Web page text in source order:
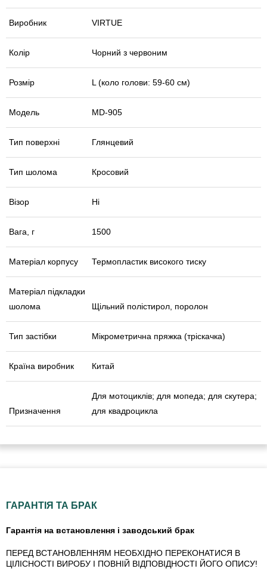
Виробник VIRTUE
Колір Чорний з червоним
Розмір L (коло голови: 59-60 см)
Модель MD-905
Тип поверхні Глянцевий
Тип шолома Кросовий
Візор Ні
Вага, г 1500
Матеріал корпусу Термопластик високого тиску
Матеріал підкладки
шолома
Щільний полістирол, поролон
Тип застібки Мікрометрична пряжка (тріскачка)
Країна виробник Китай
Призначення
Для мотоциклів; для мопеда; для скутера;
для квадроцикла
ГАРАНТІЯ ТА БРАК
Гарантія на встановлення і заводський брак
ПЕРЕД ВСТАНОВЛЕННЯМ НЕОБХІДНО ПЕРЕКОНАТИСЯ В
ЦІЛІСНОСТІ ВИРОБУ І ПОВНІЙ ВІДПОВІДНОСТІ ЙОГО ОПИСУ!